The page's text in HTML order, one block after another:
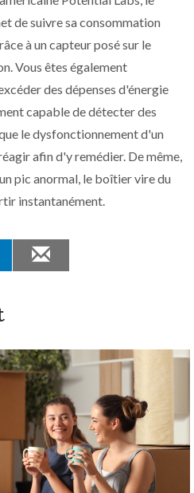
de suivre sa consommation
à un capteur posé sur le
Vous êtes également
des dépenses d'énergie
capable de détecter des
le dysfonctionnement d'un
afin d'y remédier. De même,
pic anormal, le boîtier vire du
instantanément.